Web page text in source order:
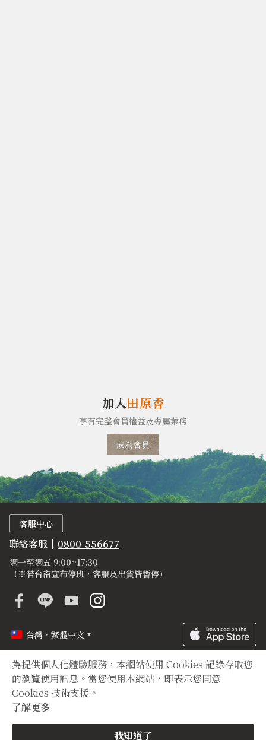
為提供個人化體驗服務，本網站使用 Cookies 記錄存取您
的瀏覽使用訊息。當您使用本網站，即表示您同意
Cookies 技術支援。
了解更多
我知道了
加入田原香
享有完整會員權益及專屬業務
成為會員
客服中心
聯絡客服 0800-556677
週一至週五 9:00~17:30
（※若台南宣布停班，客服及出貨皆暫停）
台灣．繁體中文
定型化契約 隱私權聲明
登錄字號
Copyright © 2012 TIAN YUAN XIANG All right reserved.